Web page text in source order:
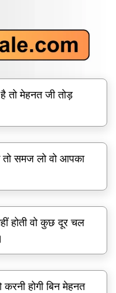
मेहनत जी तोड़
समज लो वो आपका
होती वो कुछ दूर चल
होगी बिन मेहनत